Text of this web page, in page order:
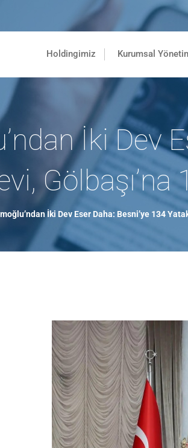
Holdingimiz Kurumsal
İki Dev
İki Dev Eser Daha: Besni’ye 134